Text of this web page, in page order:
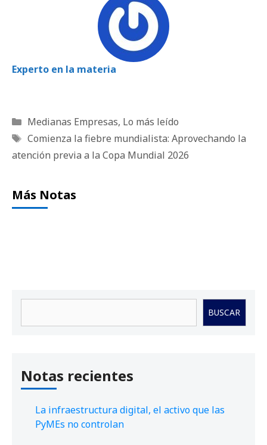
Experto en la materia
Categorías
Medianas Empresas, Lo más leído
Etiquetas
Comienza la fiebre mundialista: Aprovechando la
atención previa a la Copa Mundial 2026
Más Notas
BUSCAR
Notas recientes
La infraestructura digital, el activo que las
PyMEs no controlan